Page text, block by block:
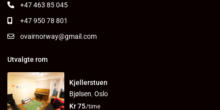
+47 463 85 045
+47 950 78 801
ovairnorway@gmail.com
Utvalgte rom
Kjellerstuen
Bjølsen, Oslo
Kr 75/time